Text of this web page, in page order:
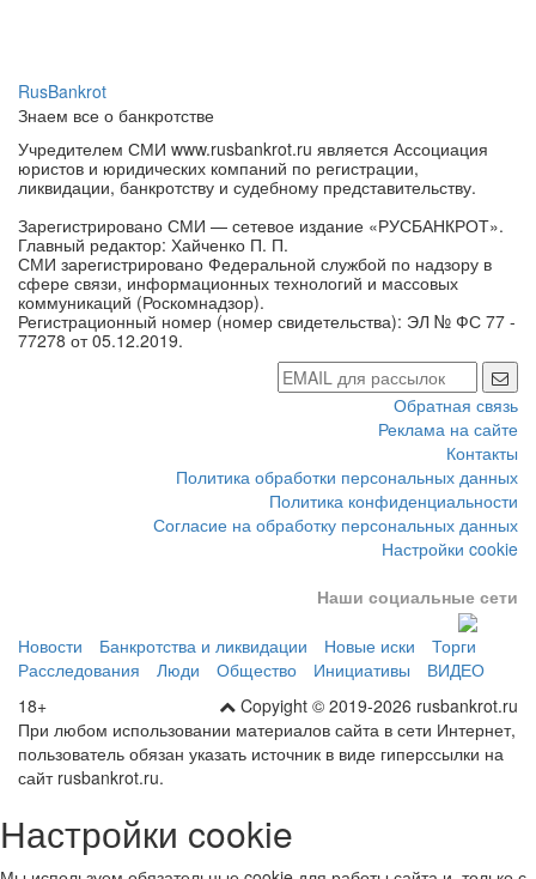
RusBankrot
Знаем все о банкротстве
Учредителем СМИ www.rusbankrot.ru является Ассоциация
юристов и юридических компаний по регистрации,
Зарегистрировано СМИ — сетевое издание «РУСБАНКРОТ».
Главный редактор: Хайченко П. П.
СМИ зарегистрировано Федеральной службой по надзору в
сфере связи, информационных технологий и массовых
коммуникаций (Роскомнадзор).
Регистрационный номер (номер свидетельства): ЭЛ № ФС 77 -
Обратная связь
Реклама на сайте
Контакты
Политика обработки персональных данных
Политика конфиденциальности
Согласие на обработку персональных данных
Наши социальные сети
Новости Банкротства и ликвидации Новые иски
Торги
Copyight © 2019-2026 rusbankrot.ru
18+
При любом использовании материалов сайта в сети Интернет,
пользователь обязан указать источник в виде гиперссылки на
Настройки cookie